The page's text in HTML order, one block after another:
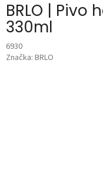
BRLO | Pivo
330ml
6930
Značka: BRLO